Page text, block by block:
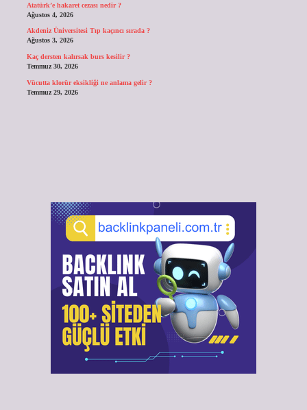
Atatürk’e hakaret cezası nedir ?
Ağustos 4, 2026
Akdeniz Üniversitesi Tıp kaçıncı sırada ?
Ağustos 3, 2026
Kaç dersten kalırsak burs kesilir ?
Temmuz 30, 2026
Vücutta klorür eksikliği ne anlama gelir ?
Temmuz 29, 2026